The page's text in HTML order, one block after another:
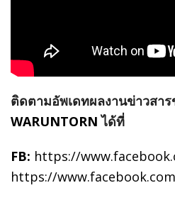
ติดตามอัพเดทผลงานข่าวสาร
WARUNTORNได้ที่
FB: https://
https://